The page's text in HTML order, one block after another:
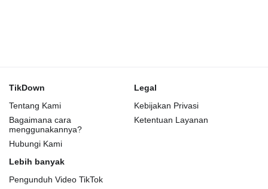
TikDown
Tentang Kami
Bagaimana cara
menggunakannya?
Hubungi Kami
Legal
Kebijakan Privasi
Ketentuan Layanan
Lebih banyak
Pengunduh Video TikTok